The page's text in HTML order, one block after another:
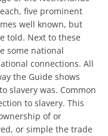
five prominent
well known, but
told. Next to these
some national
connections. All
the Guide shows
slavery was. Common
to slavery. This
of or
or simple the trade